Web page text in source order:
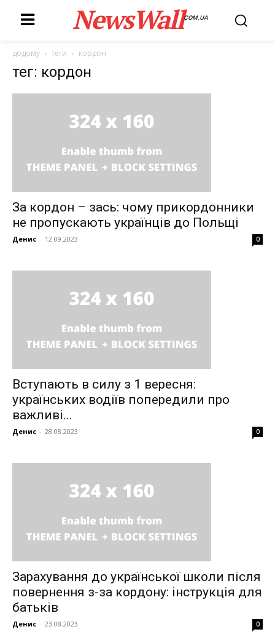
NewsWallCOM.UA
додому теги кордон
тег: кордон
За кордон – зась: чому прикордонники
не пропускають українців до Польщі
Денис - 12.09.2023 0
Вступають в силу з 1 вересня:
українських водіїв попередили про
важливі...
Денис - 28.08.2023 0
Зарахування до української школи після
повернення з-за кордону: інструкція для
батьків
Денис - 23.08.2023 0